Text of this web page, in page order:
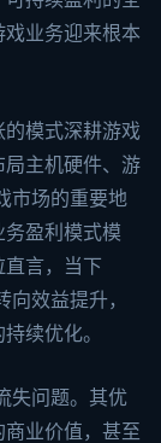
业务迎来根本
模式深耕游戏
局主机硬件、游
市场的重要地
盈利模式模
言，当下
效益提升，
续优化。
失问题。其优
业价值，甚至